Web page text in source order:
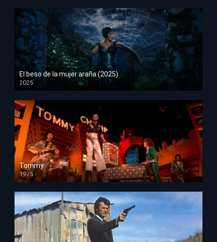
El beso de la mujer araña (2025)
2025
HD 1080p
Tommy
1975
HD 1080p